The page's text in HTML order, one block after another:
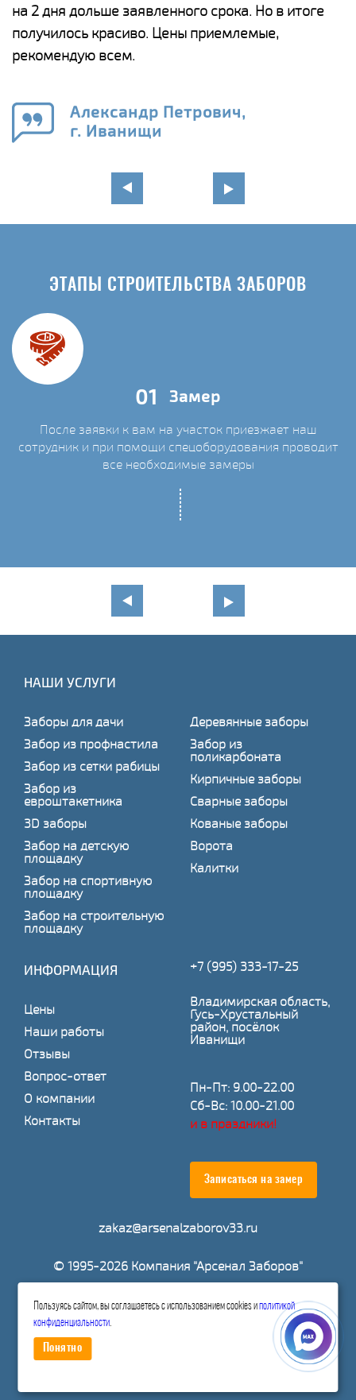
на 2 дня дольше заявленного срока. Но в итоге
получилось красиво. Цены приемлемые,
рекомендую всем.
Александр Петрович,
г. Иванищи
ЭТАПЫ СТРОИТЕЛЬСТВА ЗАБОРОВ
01 Замер
После заявки к вам на участок приезжает наш
сотрудник и при помощи спецоборудования проводит
все необходимые замеры
НАШИ УСЛУГИ
Заборы для дачи
Забор из профнастила
Забор из сетки рабицы
Забор из
евроштакетника
3D заборы
Забор на детскую
площадку
Забор на спортивную
площадку
Забор на строительную
площадку
Деревянные заборы
Забор из
поликарбоната
Кирпичные заборы
Сварные заборы
Кованые заборы
Ворота
Калитки
ИНФОРМАЦИЯ
Цены
Наши работы
Отзывы
Вопрос-ответ
О компании
Контакты
+7 (995) 333-17-25
Владимирская область,
Гусь-Хрустальный
район, посёлок
Иванищи
Пн-Пт: 9.00-22.00
Сб-Вс: 10.00-21.00
и в праздники!
Записаться на замер
zakaz@arsenalzaborov33.ru
© 1995-2026 Компания "Арсенал Заборов"
Расчитать стоимость
Политика конфиденциальности
Пользуясь сайтом, вы соглашаетесь с использованием cookies иполитикой
конфиденциальности.
Понятно